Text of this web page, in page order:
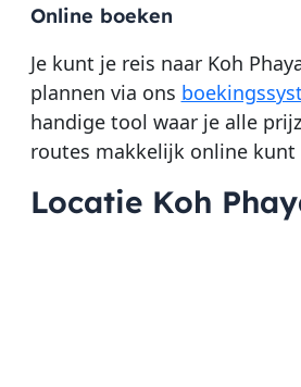
Online boeken
Je kunt je reis naar Koh
plannen via ons
handige tool waar je alle
routes makkelijk online kunt
Locatie Koh